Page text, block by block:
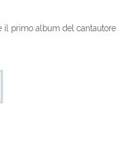
il primo album del cantautore